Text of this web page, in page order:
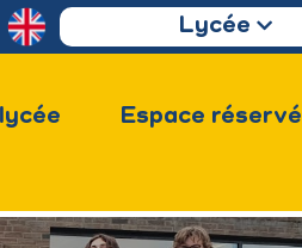
Lycée
Espace réservé